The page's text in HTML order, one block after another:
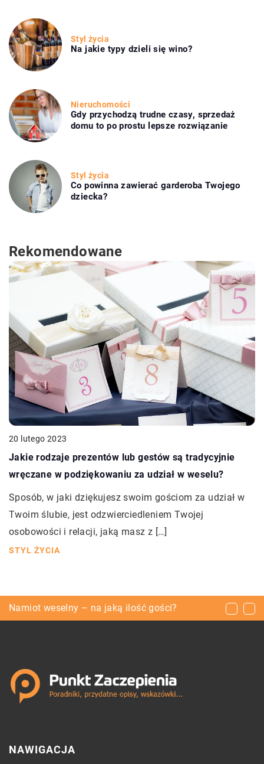
Styl życia
Na jakie typy dzieli się wino?
Nieruchomości
Gdy przychodzą trudne czasy, sprzedaż
domu to po prostu lepsze rozwiązanie
Styl życia
Co powinna zawierać garderoba Twojego
dziecka?
Rekomendowane
20 lutego 2023
Jakie rodzaje prezentów lub gestów są tradycyjnie
wręczane w podziękowaniu za udział w weselu?
Sposób, w jaki dziękujesz swoim gościom za udział w
Twoim ślubie, jest odzwierciedleniem Twojej
osobowości i relacji, jaką masz z […]
STYL ŻYCIA
Ciekawe miejsca we Włoszech na narty
Namiot weselny – na jaką ilość gości?
Jak zaprojektować domową tężnię solankową?
NAWIGACJA